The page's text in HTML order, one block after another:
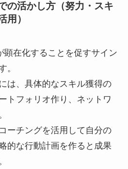
の活かし方（努力・スキ
用）
顕在化することを促すサイン
。
は、具体的なスキル獲得の
トフォリオ作り、ネットワ
ーチングを活用して自分の
的な行動計画を作ると成果